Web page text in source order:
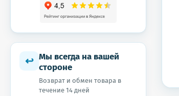
↩ Мы всегда на вашей
стороне
Возврат и обмен товара в
течение 14 дней